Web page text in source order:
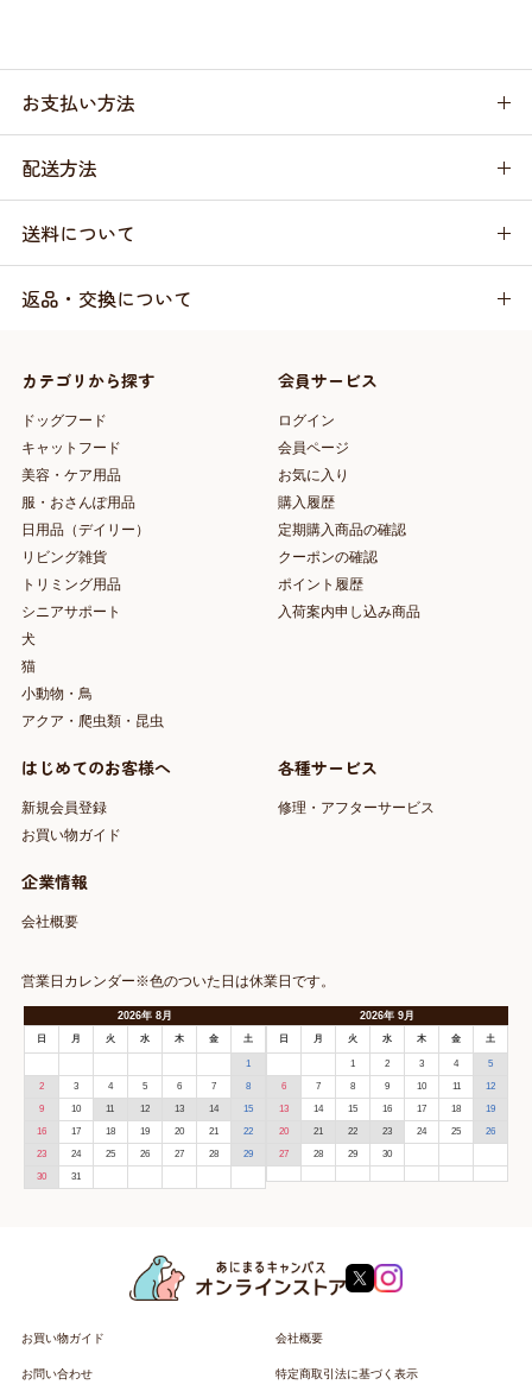
お支払い方法
配送方法
送料について
返品・交換について
カテゴリから探す
ドッグフード
キャットフード
美容・ケア用品
服・おさんぽ用品
日用品（デイリー）
リビング雑貨
トリミング用品
シニアサポート
犬
猫
小動物・鳥
アクア・爬虫類・昆虫
会員サービス
ログイン
会員ページ
お気に入り
購入履歴
定期購入商品の確認
クーポンの確認
ポイント履歴
入荷案内申し込み商品
はじめてのお客様へ
新規会員登録
お買い物ガイド
各種サービス
修理・アフターサービス
企業情報
会社概要
営業日カレンダー※色のついた日は休業日です。
2026年 8月
日 月 火 水 木 金 土
1
2 3 4 5 6 7 8
9 10 11 12 13 14 15
16 17 18 19 20 21 22
23 24 25 26 27 28 29
30 31
2026年9月
日 月 火 水 木 金 土
1 2 3 4 5
6 7 8 9 10 11 12
13 14 15 16 17 18 19
20 21 22 23 24 25 26
27 28 29 30
お買い物ガイド 会社概要
お問い合わせ 特定商取引法に基づく表示